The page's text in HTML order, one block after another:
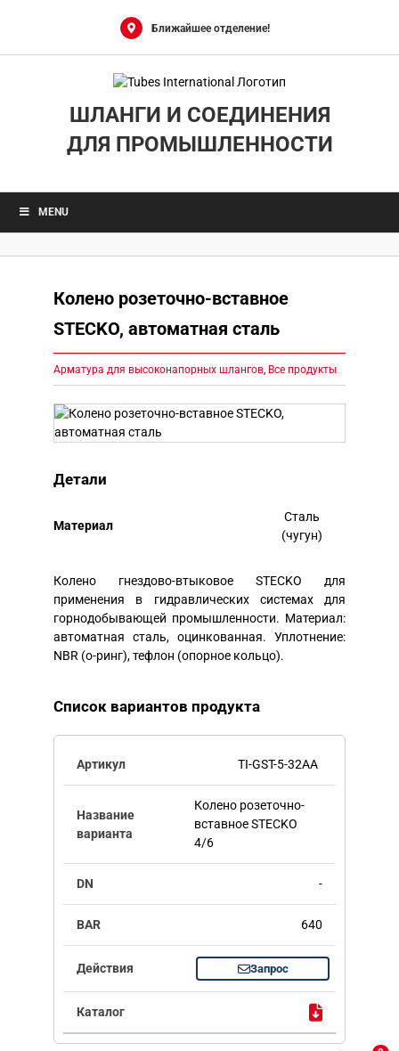
Ближайшее отделение!
ШЛАНГИ И СОЕДИНЕНИЯ
ДЛЯ ПРОМЫШЛЕННОСТИ
MENU
Колено розеточно-вставное
STECKO, автоматная сталь
Арматура для высоконапорных шлангов, Все продукты
Детали
Mатериал
Сталь
(чугун)
Колено гнездово-втыковое STECKO для
применения в гидравлических системах для
горнодобывающей промышленности. Материал:
автоматная сталь, оцинкованная. Уплотнение:
NBR (о-ринг), тефлон (опорное кольцо).
Список вариантов продукта
TI-GST-5-32AA
Колено розеточно-
вставное STECKO
4/6
-
640
Запрос